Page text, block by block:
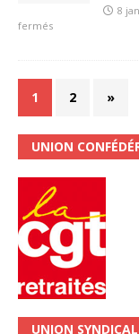
8
fermés
1 2 »
UNION
UNION